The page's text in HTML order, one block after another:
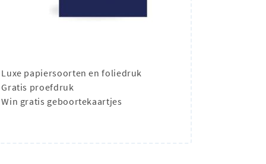
Luxe papiersoorten en foliedruk
Gratis proefdruk
Win gratis geboortekaartjes